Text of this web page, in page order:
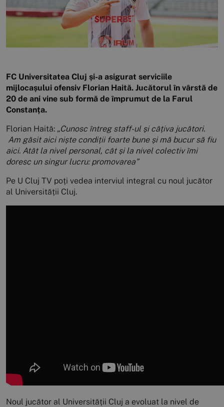
FC Universitatea Cluj și-a asigurat serviciile
mijlocașului ofensiv Florian Haită. Jucătorul în vârstă de
20 de ani vine sub formă de împrumut de la Farul
Constanța.
Florian Haită: „Cunosc întreg staff-ul și câțiva jucători.
Am găsit aici niște condiții foarte bune și mă bucur să fiu
aici. Atât la nivel personal, cât și la nivel colectiv îmi
doresc un singur lucru: promovarea”
Pe U Cluj TV poți vedea interviul integral cu noul jucător
al Universității Cluj.
Noul jucător al Universității Cluj a evoluat la nivel de